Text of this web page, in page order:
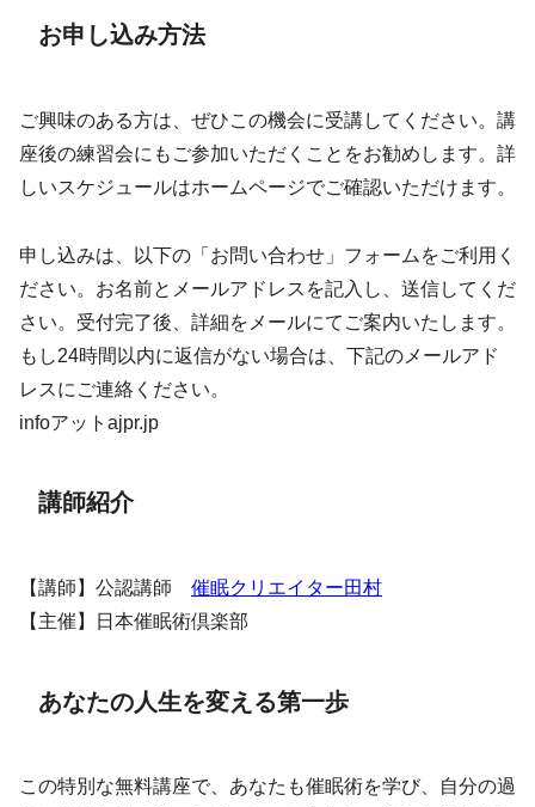
お申し込み方法
ご興味のある方は、ぜひこの機会に受講してください。講
座後の練習会にもご参加いただくことをお勧めします。詳
しいスケジュールはホームページでご確認いただけます。
申し込みは、以下の「お問い合わせ」フォームをご利用く
ださい。お名前とメールアドレスを記入し、送信してくだ
さい。受付完了後、詳細をメールにてご案内いたします。
もし24時間以内に返信がない場合は、下記のメールアド
レスにご連絡ください。
infoアットajpr.jp
講師紹介
【講師】公認講師 催眠クリエイター田村
【主催】日本催眠術倶楽部
あなたの人生を変える第一歩
この特別な無料講座で、あなたも催眠術を学び、自分の過